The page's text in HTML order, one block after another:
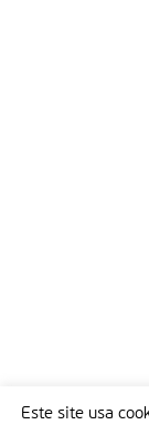
Este site usa